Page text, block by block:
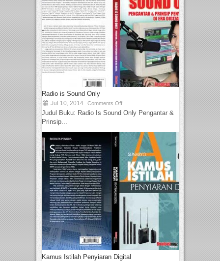
Radio is Sound Only
Jul 10, 2014 Comments Off
Judul Buku: Radio Is Sound Only Pengantar &
Prinsip...
Kamus Istilah Penyiaran Digital